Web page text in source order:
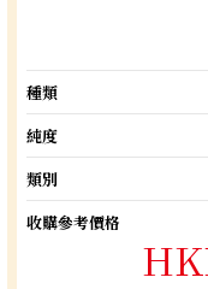
種類
純度
類別
收購參考價格